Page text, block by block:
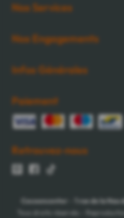
Nos Services
Nos Engagements
Infos Générales
Paiement
Retrouvez-nous
Cocooncenter 1 rue de la
Tous droits réservés -